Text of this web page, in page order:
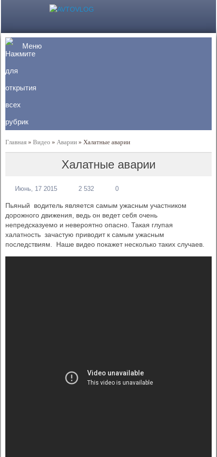
Меню
Главная »Видео » Аварии » Халатные аварии
Халатные аварии
Июнь, 17 2015 2 532 0
Пьяный водитель является самым ужасным участником
дорожного движения, ведь он ведет себя очень
непредсказуемо и невероятно опасно. Такая глупая
халатность зачастую приводит к самым ужасным
последствиям. Наше видео покажет несколько таких случаев.